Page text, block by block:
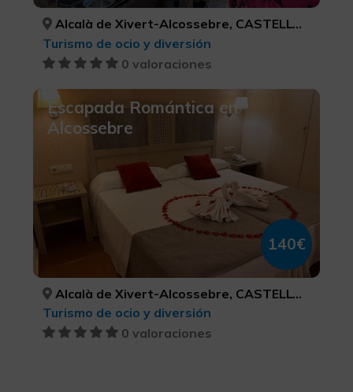
Alcalà de Xivert-Alcossebre, CASTELLÓ/CASTELLÓN
Turismo de ocio y diversión
0 valoraciones
Escapada Romántica en
Alcossebre
140€
Alcalà de Xivert-Alcossebre, CASTELLÓ/CASTELLÓN
Turismo de ocio y diversión
0 valoraciones